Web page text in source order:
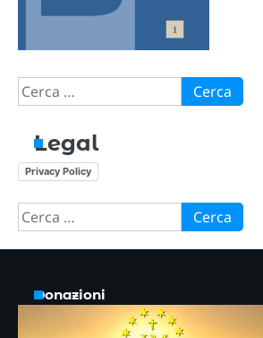
Ricerca
per:
Legal
Privacy Policy
Ricerca
per:
Donazioni